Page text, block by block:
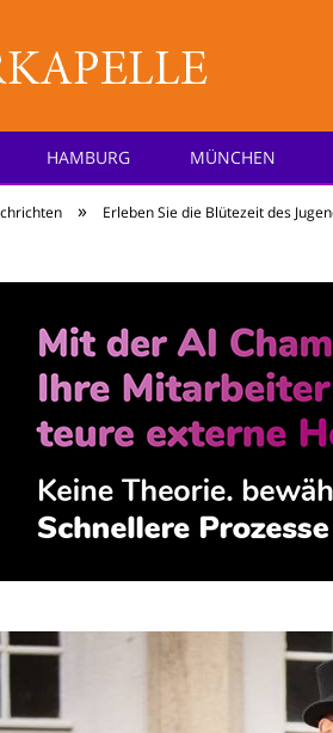
[KA] :pelle
HAMBURG MÜNCHEN
» Erleben Sie die Blütezeit des